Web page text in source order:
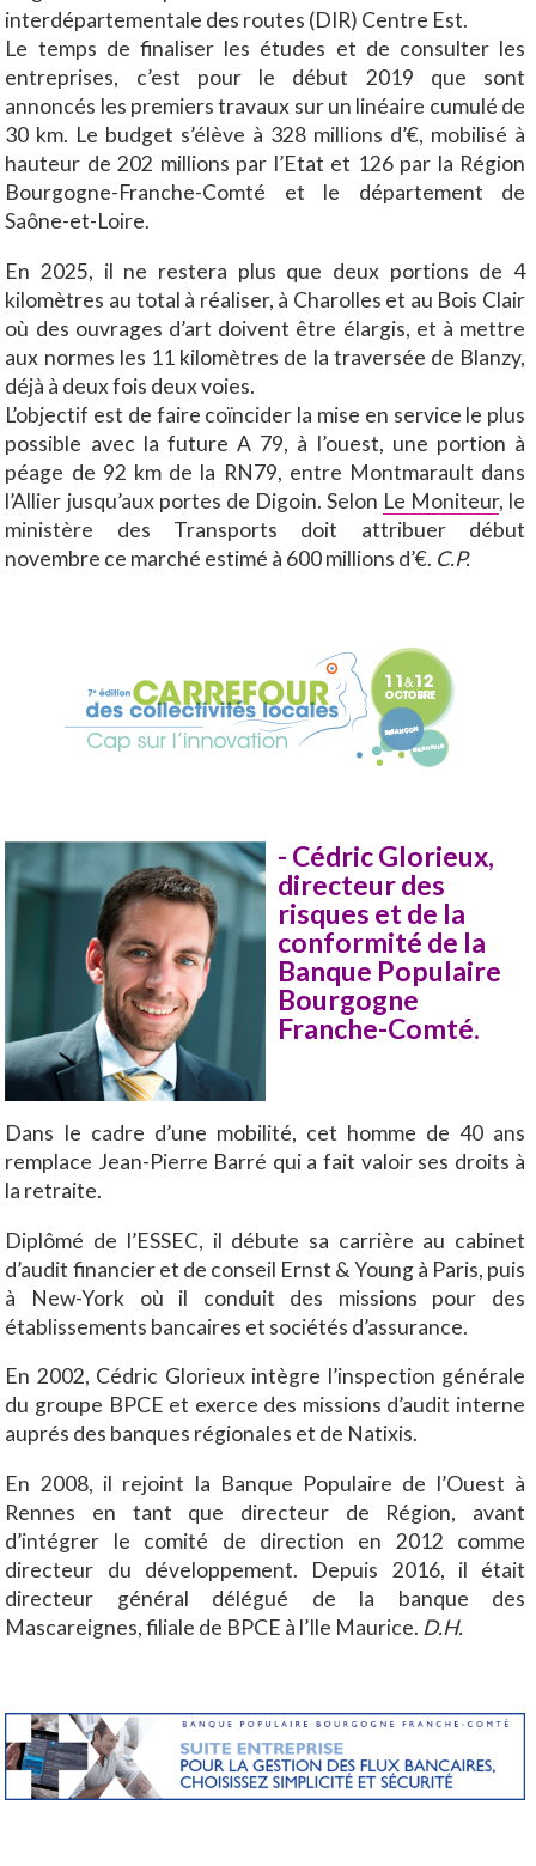
interdépartementale des routes (DIR) Centre Est.
Le temps de finaliser les études et de consulter les
entreprises, c’est pour le début 2019 que sont
annoncés les premiers travaux sur un linéaire cumulé de
30 km. Le budget s’élève à 328 millions d’€, mobilisé à
hauteur de 202 millions par l’Etat et 126 par la Région
Bourgogne-Franche-Comté et le département de
Saône-et-Loire.
En 2025, il ne restera plus que deux portions de 4
kilomètres au total à réaliser, à Charolles et au Bois Clair
où des ouvrages d’art doivent être élargis, et à mettre
aux normes les 11 kilomètres de la traversée de Blanzy,
déjà à deux fois deux voies.
L’objectif est de faire coïncider la mise en service le plus
possible avec la future A 79, à l’ouest, une portion à
péage de 92 km de la RN79, entre Montmarault dans
l’Allier jusqu’aux portes de Digoin. Selon Le Moniteur, le
ministère des Transports doit attribuer début
novembre ce marché estimé à 600 millions d’€. C.P.
- Cédric Glorieux,
directeur des
risques et de la
conformité de la
Banque Populaire
Bourgogne
Franche-Comté.
Dans le cadre d’une mobilité, cet homme de 40 ans
remplace Jean-Pierre Barré qui a fait valoir ses droits à
la retraite.
Diplômé de l’ESSEC, il débute sa carrière au cabinet
d’audit financier et de conseil Ernst & Young à Paris, puis
à New-York où il conduit des missions pour des
établissements bancaires et sociétés d’assurance.
En 2002, Cédric Glorieux intègre l’inspection générale
du groupe BPCE et exerce des missions d’audit interne
auprés des banques régionales et de Natixis.
En 2008, il rejoint la Banque Populaire de l’Ouest à
Rennes en tant que directeur de Région, avant
d’intégrer le comité de direction en 2012 comme
directeur du développement. Depuis 2016, il était
directeur général délégué de la banque des
Mascareignes, filiale de BPCE à l’Ile Maurice. D.H.